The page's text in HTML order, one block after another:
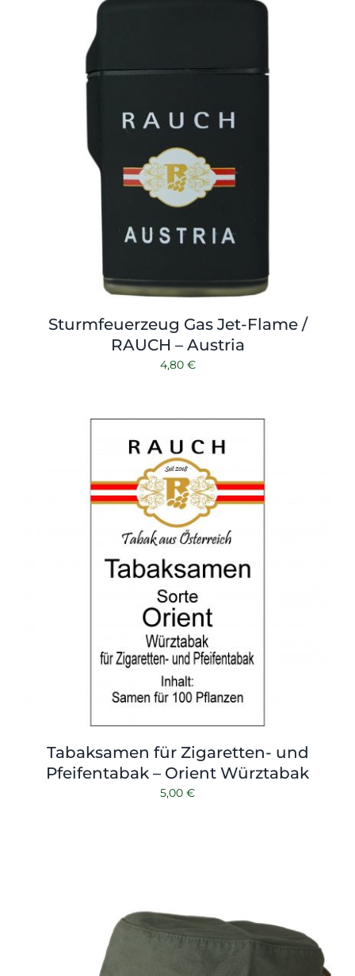
Zubehör
Sturmfeuerzeug Gas Jet-Flame /
RAUCH – Austria
4,80 €
Tabaksamen für Zigaretten- und
Pfeifentabak – Orient Würztabak
5,00 €